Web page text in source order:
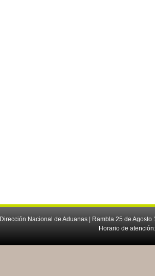
Dirección Nacional de Aduanas | Rambla 25 de
Horario de